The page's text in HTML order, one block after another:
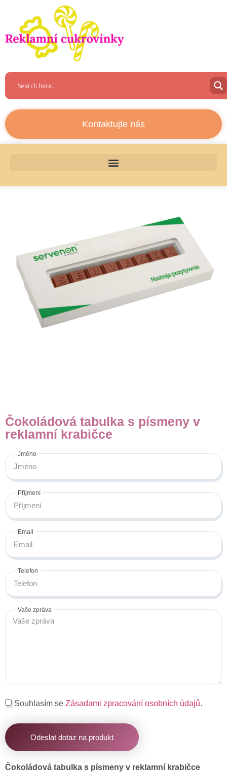
Kontaktujte nás
Čokoládová tabulka s písmeny v
reklamní krabičce
Jméno
Příjmení
Email
Telefon
Vaše zpráva
Souhlasím se Zásadami zpracování osobních údajů.
Odeslat dotaz na produkt
Čokoládová tabulka s písmeny v reklamní krabičce